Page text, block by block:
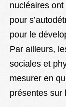
nucléaires ont
pour
pour le
Par ailleurs,
sociales et
mesurer en
présentes sur